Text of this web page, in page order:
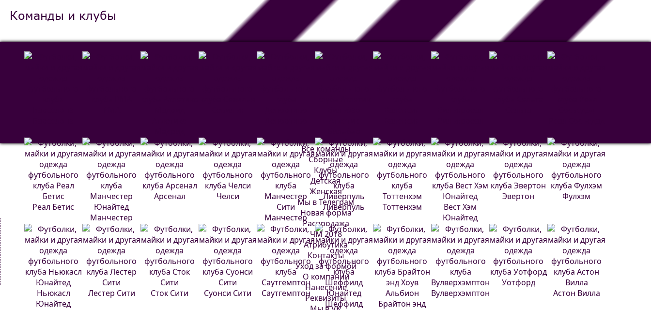
Команды и клубы
Реал Бетис
Манчестер
Юнайтед
Арсенал
Челси
Манчестер
Сити
Ливерпуль Тоттенхэм
Вест Хэм
Юнайтед
Эвертон Фулхэм
Ньюкасл
Юнайтед
Лестер Сити Сток Сити Суонси Сити
Саутгемптон
Шеффилд
Брайтон энд
Вулверхэмптон
Уотфорд
Астон Вилла
Все команды
Сборные
Клубы
Детская
Женская
Мы в Телеграм
Новая форма
Распродажа
ЧМ 2018
Атрибутика
Контакты
Уход за формой
О компании
Нанесение
Реквизиты